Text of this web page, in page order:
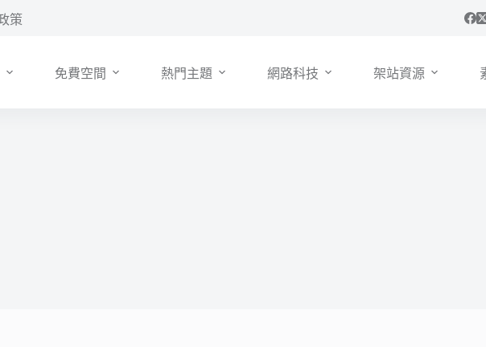
策
免費空間 熱門主題 網路科技 架站資源